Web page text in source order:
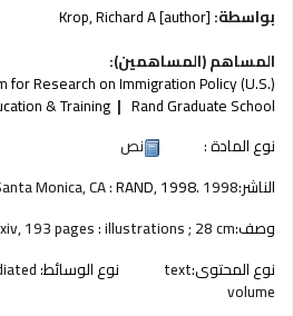
بواسطة: Krop, Richard A[author]
المساهم (المساهمين):
for Research on Immigration Policy (U.S.)
Rand Graduate School
& Training
نوع المادة :
نص
الناشر:
Monica, CA :RAND, 1998.1998
وصف:193 pages : illustrations ; 28 cm
نوع المحتوى:text نوع الوسائط:
volume